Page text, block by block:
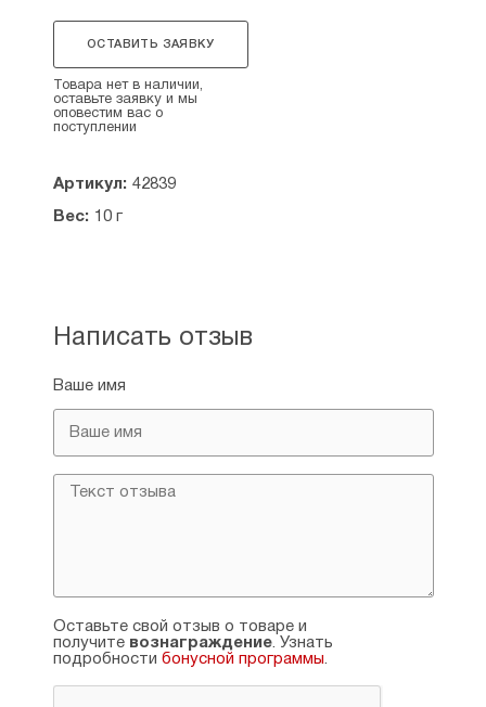
ОСТАВИТЬ ЗАЯВКУ
Товара нет в наличии,
оставьте заявку и мы
оповестим вас о
поступлении
Артикул: 42839
Вес: 10 г
Написать отзыв
Ваше имя
Оставьте свой отзыв о товаре и
получите вознаграждение. Узнать
подробности бонусной программы.